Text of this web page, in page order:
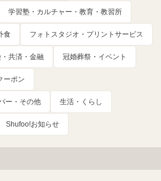
学習塾・カルチャー・教育・教習所
食 フォトスタジオ・プリントサービス
共済・金融 冠婚葬祭・イベント
ーポン
ー・その他 生活・くらし
Shufoo!お知らせ